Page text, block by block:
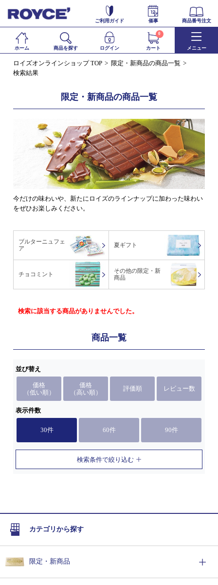
ご利用ガイド 催事 商品番号注文
ホーム 商品を探す ログイン カート
0
メニュー
ロイズオンラインショップ TOP
限定・新商品の商品一覧
検索結果
限定・新商品の商品一覧
今だけの味わいや、新たにロイズのラインナップに加わった味わい
をぜひお楽しみください。
ブルターニュフェ
ア
夏ギフト
チョコミント
その他の限定・新
商品
検索に該当する商品がありませんでした。
商品一覧
並び替え
価格
（低い順）
価格
（高い順）
評価順 レビュー数
表示件数
30件 60件 90件
検索条件で絞り込む
カテゴリから探す
限定・新商品